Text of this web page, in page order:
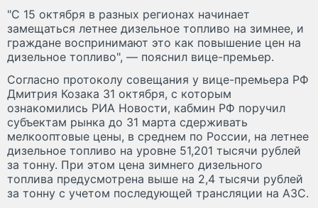
"С 15 октября в разных регионах начинает
замещаться летнее дизельное топливо на зимнее, и
граждане воспринимают это как повышение цен на
дизельное топливо", — пояснил вице-премьер.
Согласно протоколу совещания у вице-премьера РФ
Дмитрия Козака 31 октября, с которым
ознакомились РИА Новости, кабмин РФ поручил
субъектам рынка до 31 марта сдерживать
мелкооптовые цены, в среднем по России, на летнее
дизельное топливо на уровне 51,201 тысячи рублей
за тонну. При этом цена зимнего дизельного
топлива предусмотрена выше на 2,4 тысячи рублей
за тонну с учетом последующей трансляции на АЗС.